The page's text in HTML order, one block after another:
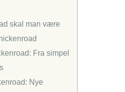
skal man være
Fra simpel
Nye